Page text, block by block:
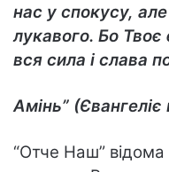
нас у спокусу,
лукавого. Бо
вся сила і слава
Амінь” (Євангеліє
“Отче Наш”